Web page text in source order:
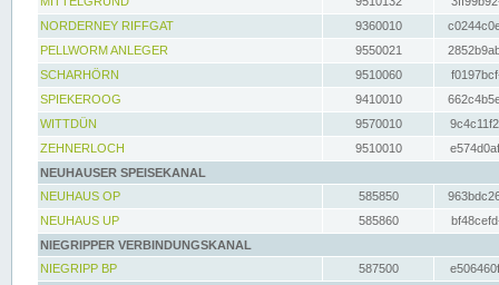
NORDERNEY RIFFGAT
9360010
PELLWORM ANLEGER
9550021
SCHARHÖRN
9510060
SPIEKEROOG
9410010
WITTDÜN
9570010
ZEHNERLOCH
9510010
NEUHAUSER SPEISEKANAL
NEUHAUS OP
585850
NEUHAUS UP
585860
NIEGRIPPER VERBINDUNGSKANAL
NIEGRIPP BP
587500